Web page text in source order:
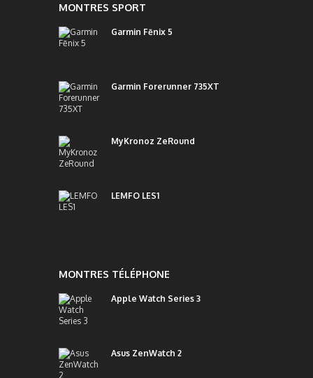
MONTRES SPORT
Garmin Fēnix 5
Garmin Forerunner 735XT
MyKronoz ZeRound
LEMFO LES1
MONTRES TÉLÉPHONE
Apple Watch Series 3
Asus ZenWatch 2